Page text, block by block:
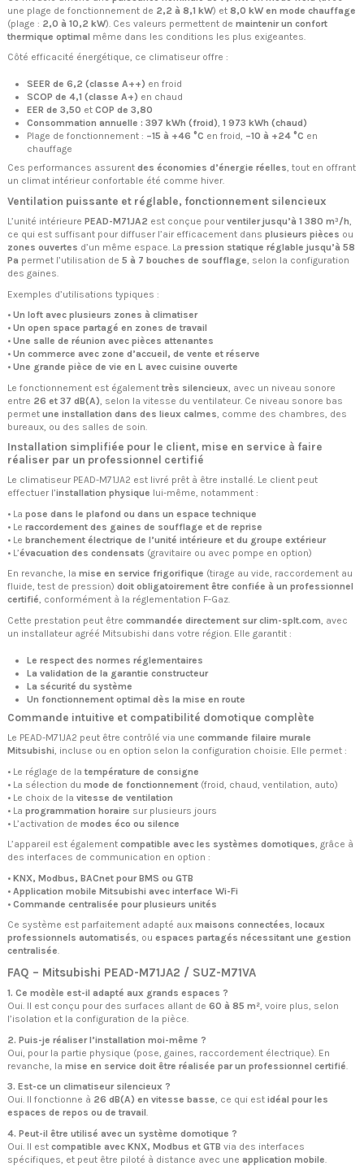
une plage de fonctionnement de 2,2 à 8,1 kW) et 8,0 kW en mode chauffage
(plage : 2,0 à 10,2 kW). Ces valeurs permettent de maintenir un confort
thermique optimal même dans les conditions les plus exigeantes.
Côté efficacité énergétique, ce climatiseur offre :
SEER de 6,2 (classe A++) en froid
SCOP de 4,1 (classe A+) en chaud
EER de 3,50 et COP de 3,80
Consommation annuelle : 397 kWh (froid), 1 973 kWh (chaud)
Plage de fonctionnement : –15 à +46 °C en froid, –10 à +24 °C en
chauffage
Ces performances assurent des économies d’énergie réelles, tout en offrant
un climat intérieur confortable été comme hiver.
Ventilation puissante et réglable, fonctionnement silencieux
L’unité intérieure PEAD-M71JA2 est conçue pour ventiler jusqu’à 1 380 m³/h,
ce qui est suffisant pour diffuser l’air efficacement dans plusieurs pièces ou
zones ouvertes d’un même espace. La pression statique réglable jusqu’à 58
Pa permet l’utilisation de 5 à 7 bouches de soufflage, selon la configuration
des gaines.
Exemples d’utilisations typiques :
• Un loft avec plusieurs zones à climatiser
• Un open space partagé en zones de travail
• Une salle de réunion avec pièces attenantes
• Un commerce avec zone d’accueil, de vente et réserve
• Une grande pièce de vie en L avec cuisine ouverte
Le fonctionnement est également très silencieux , avec un niveau sonore
entre 26 et 37 dB(A) , selon la vitesse du ventilateur. Ce niveau sonore bas
permet une installation dans des lieux calmes , comme des chambres, des
bureaux, ou des salles de soin.
Installation simplifiée pour le client, mise en service à faire
réaliser par un professionnel certifié
Le climatiseur PEAD-M71JA2 est livré prêt à être installé. Le client peut
effectuer l’installation physique lui-même, notamment :
• La pose dans le plafond ou dans un espace technique
• Le raccordement des gaines de soufflage et de reprise
• Le branchement électrique de l’unité intérieure et du groupe extérieur
• L’évacuation des condensats (gravitaire ou avec pompe en option)
En revanche, la mise en service frigorifique (tirage au vide, raccordement au
fluide, test de pression) doit obligatoirement être confiée à un professionnel
certifié, conformément à la réglementation F-Gaz.
Cette prestation peut être commandée directement sur clim-splt.com, avec
un installateur agréé Mitsubishi dans votre région. Elle garantit :
Le respect des normes réglementaires
La validation de la garantie constructeur
La sécurité du système
Un fonctionnement optimal dès la mise en route
Commande intuitive et compatibilité domotique complète
Le PEAD-M71JA2 peut être contrôlé via une commande filaire murale
Mitsubishi, incluse ou en option selon la configuration choisie. Elle permet :
• Le réglage de la température de consigne
• La sélection du mode de fonctionnement (froid, chaud, ventilation, auto)
• Le choix de la vitesse de ventilation
• La programmation horaire sur plusieurs jours
• L’activation de modes éco ou silence
L’appareil est également compatible avec les systèmes domotiques, grâce à
des interfaces de communication en option :
• KNX, Modbus, BACnet pour BMS ou GTB
• Application mobile Mitsubishi avec interface Wi-Fi
• Commande centralisée pour plusieurs unités
Ce système est parfaitement adapté aux maisons connectées, locaux
professionnels automatisés, ou espaces partagés nécessitant une gestion
centralisée.
FAQ – Mitsubishi PEAD-M71JA2 / SUZ-M71VA
1. Ce modèle est-il adapté aux grands espaces ?
Oui. Il est conçu pour des surfaces allant de 60 à 85 m², voire plus, selon
l’isolation et la configuration de la pièce.
2. Puis-je réaliser l’installation moi-même ?
Oui, pour la partie physique (pose, gaines, raccordement électrique). En
revanche, la mise en service doit être réalisée par un professionnel certifié
3. Est-ce un climatiseur silencieux ?
Oui. Il fonctionne à 26 dB(A) en vitesse basse, ce qui est idéal pour les
espaces de repos ou de travail.
4. Peut-il être utilisé avec un système domotique ?
Oui. Il est compatible avec KNX, Modbus et GTB via des interfaces
spécifiques, et peut être piloté à distance avec une application mobile